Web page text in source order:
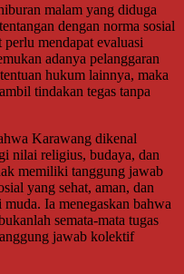
malam yang diduga
dengan norma sosial
mendapat evaluasi
adanya pelanggaran
hukum lainnya, maka
tindakan tegas tanpa
Karawang dikenal
nilai religius, budaya, dan
memiliki tanggung jawab
yang sehat, aman, dan
Ia menegaskan bahwa
semata-mata tugas
jawab kolektif